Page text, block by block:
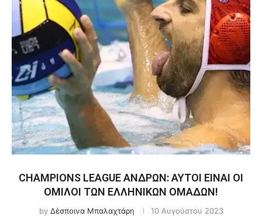
CHAMPIONS LEAGUE ΑΝΔΡΩΝ: ΑΥΤΟΙ ΕΙΝΑΙ ΟΙ
ΟΜΙΛΟΙ ΤΩΝ ΕΛΛΗΝΙΚΩΝ ΟΜΑΔΩΝ!
by Δέσποινα Μπαλαχτάρη 10 Αυγούστου 2023